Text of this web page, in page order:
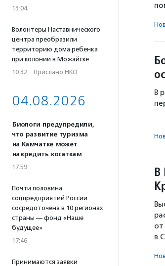
13:04
Волонтеры Наставнического
центра преобразили
территорию дома ребенка
при колонии в Можайске
10:32 · Прислано НКО
04.08.2026
Биологи предупредили,
что развитие туризма
на Камчатке может
навредить косаткам
17:59
Почти половина
соцпредприятий России
сосредоточена в 10 регионах
страны — фонд «Наше
будущее»
17:46
Принимаются заявки
В
В
от
в